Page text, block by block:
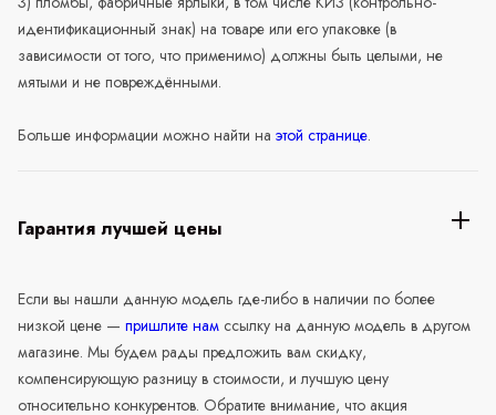
идентификационный знак) на товаре или его упаковке (в
зависимости от того, что применимо) должны быть целыми, не
мятыми и не повреждёнными.
Больше информации можно найти на этой странице.
Гарантия лучшей цены
Если вы нашли данную модель где-либо в наличии по более
низкой цене — пришлите нам ссылку на данную модель в другом
магазине. Мы будем рады предложить вам скидку,
компенсирующую разницу в стоимости, и лучшую цену
относительно конкурентов. Обратите внимание, что акция